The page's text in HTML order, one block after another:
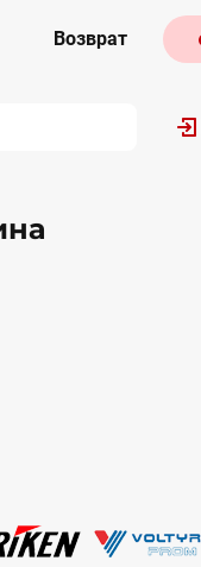
Возврат